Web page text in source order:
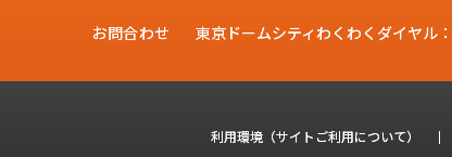
お問合わせ 東京ドームシティわくわくダイヤル：
利用環境（サイトご利用について）